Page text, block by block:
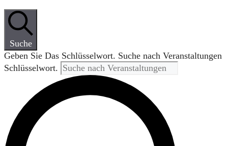
Suche
Geben Sie Das Schlüsselwort. Suche nach Veranstaltungen
Schlüsselwort.